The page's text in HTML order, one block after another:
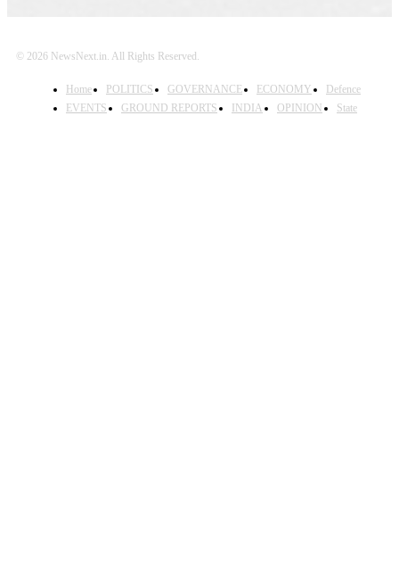
© 2026 NewsNext.in. All Rights Reserved.
Home POLITICS GOVERNANCE ECONOMY
Defence
EVENTS
GROUND REPORTS INDIA OPINION State